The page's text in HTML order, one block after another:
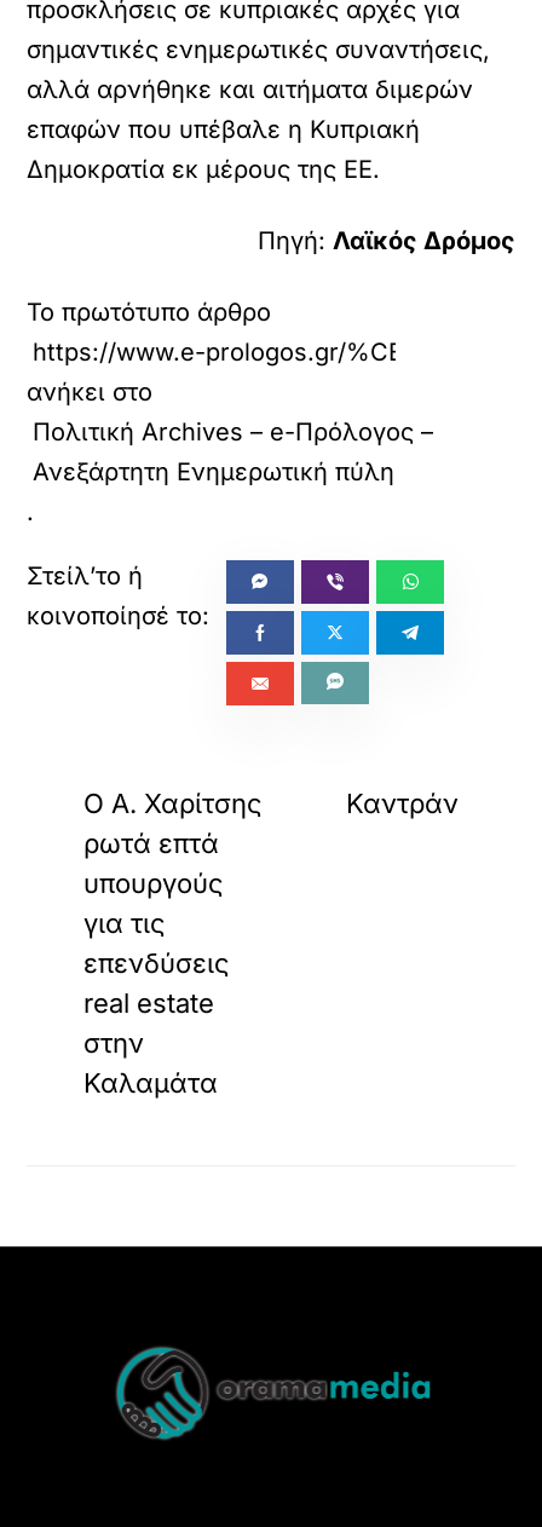
προσκλήσεις σε κυπριακές αρχές για
σημαντικές ενημερωτικές συναντήσεις,
αλλά αρνήθηκε και αιτήματα διμερών
επαφών που υπέβαλε η Κυπριακή
Δημοκρατία εκ μέρους της ΕΕ.
Πηγή: Λαϊκός Δρόμος
Το πρωτότυπο άρθρο
https://www.e-prologos.gr/
ανήκει στο
Πολιτική Archives – e-Πρόλογος –
Ανεξάρτητη Ενημερωτική πύλη
.
Ο Α. Χαρίτσης
ρωτά επτά
υπουργούς
για τις
επενδύσεις
real estate
στην
Καλαμάτα
Καντράν
Top